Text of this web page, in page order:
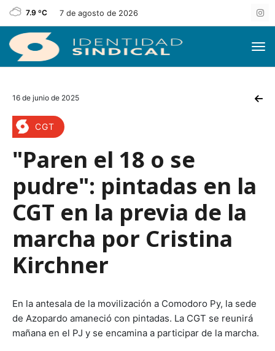
7.9 ºC 7 de agosto de 2026
16 de junio de 2025
CGT
"Paren el 18 o se
pudre": pintadas en la
CGT en la previa de la
marcha por Cristina
Kirchner
En la antesala de la movilización a Comodoro Py, la sede
de Azopardo amaneció con pintadas. La CGT se reunirá
mañana en el PJ y se encamina a participar de la marcha.